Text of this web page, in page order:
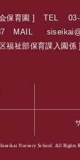
会保育園 ] TEL
MAIL
区福祉部保育課入園
Nursery School. All Rights